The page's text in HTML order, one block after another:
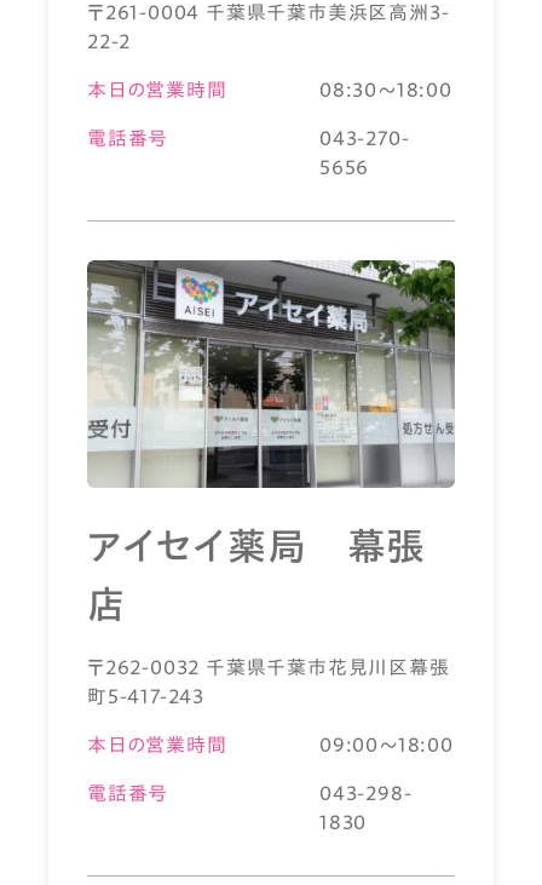
〒261-0004 千葉県千葉市美浜区高洲3-
22-2
本日の営業時間 08:30～18:00
電話番号
043-270-
5656
アイセイ薬局 幕張
店
〒262-0032 千葉県千葉市花見川区幕張
町5-417-243
本日の営業時間 09:00～18:00
電話番号
043-298-
1830